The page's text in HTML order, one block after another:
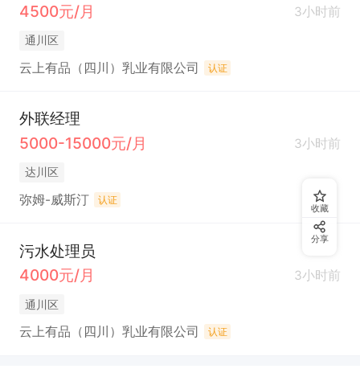
4500元/月
3小时前
通川区
云上有品（四川）乳业有限公司 认证
外联经理
5000-15000元/月
3小时前
达川区
弥姆-威斯汀 认证
污水处理员
4000元/月
3小时前
通川区
云上有品（四川）乳业有限公司 认证
收藏
分享